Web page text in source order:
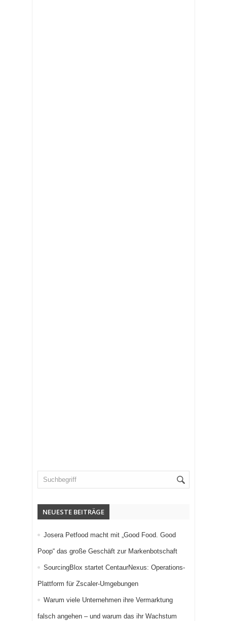
NEUESTE BEITRÄGE
Josera Petfood macht mit „Good Food. Good
Poop“ das große Geschäft zur Markenbotschaft
SourcingBlox startet CentaurNexus: Operations-
Plattform für Zscaler-Umgebungen
Warum viele Unternehmen ihre Vermarktung
falsch angehen – und warum das ihr Wachstum